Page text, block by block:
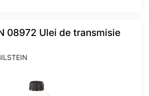
08972 Ulei de transmisie